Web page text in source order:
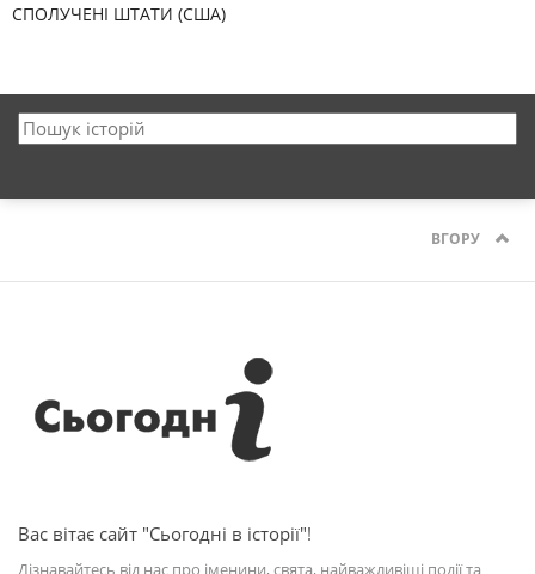
СПОЛУЧЕНІ ШТАТИ (США)
ВГОРУ
Вас вітає сайт "Сьогодні в історії"!
Дізнавайтесь від нас про іменини, свята, найважливіші події та